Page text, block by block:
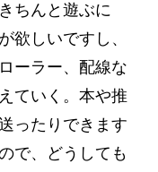
ちんと遊ぶに
欲しいですし、
ーラー、配線な
ていく。本や推
ったりできます
で、どうしても